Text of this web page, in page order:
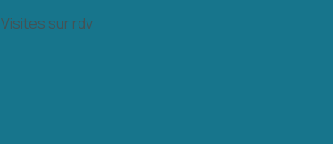
Visites sur rdv